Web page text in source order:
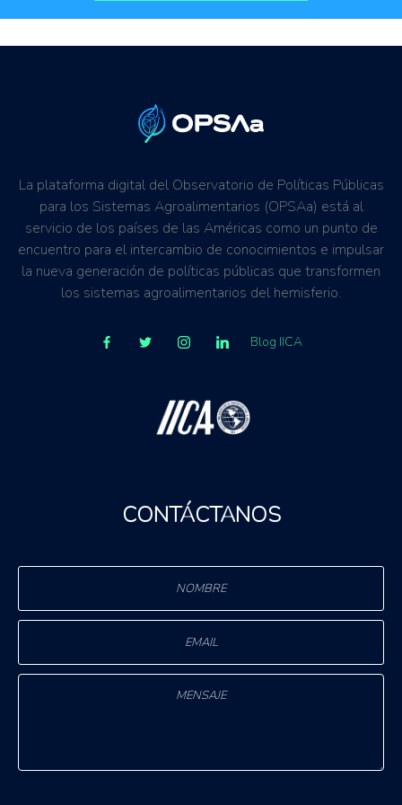
La plataforma digital del Observatorio de Políticas Públicas
para los Sistemas Agroalimentarios (OPSAa) está al
servicio de los países de las Américas como un punto de
encuentro para el intercambio de conocimientos e impulsar
la nueva generación de políticas públicas que transformen
los sistemas agroalimentarios del hemisferio.
Blog IICA
CONTÁCTANOS